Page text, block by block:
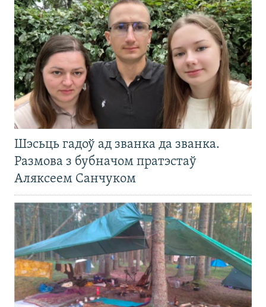
Шэсьць гадоў ад званка да званка.
Размова з бубначом пратэстаў
Аляксеем Санчуком